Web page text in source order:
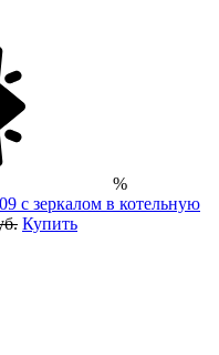
%
с зеркалом в котельную
Купить